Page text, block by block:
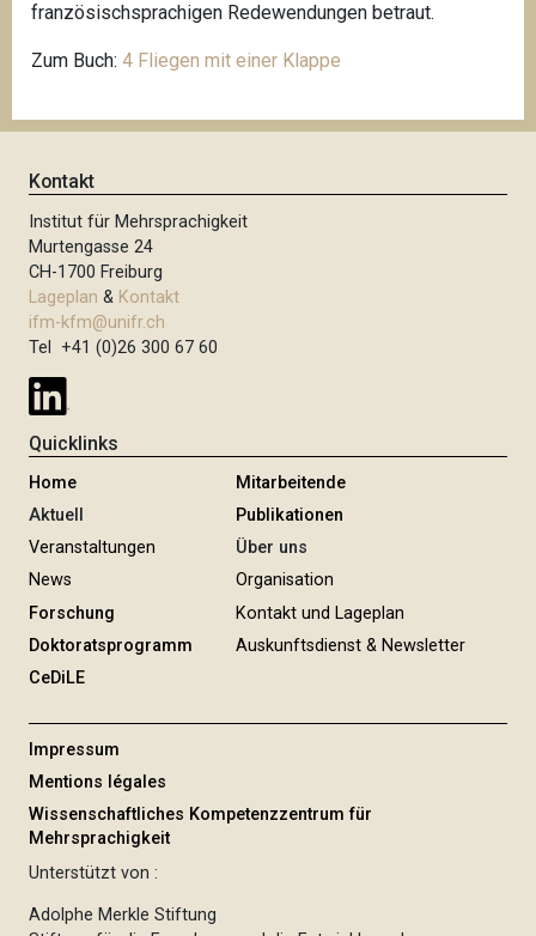
französischsprachigen Redewendungen betraut.
Zum Buch: 4 Fliegen mit einer Klappe
Kontakt
Institut für Mehrsprachigkeit
Murtengasse 24
CH-1700 Freiburg
Lageplan & Kontakt
ifm-kfm@unifr.ch
Tel +41 (0)26 300 67 60
Quicklinks
Home
Aktuell
Veranstaltungen
News
Forschung
Doktoratsprogramm
CeDiLE
Mitarbeitende
Publikationen
Über uns
Organisation
Kontakt und Lageplan
Auskunftsdienst & Newsletter
Impressum
Mentions légales
Wissenschaftliches Kompetenzzentrum für
Mehrsprachigkeit
Unterstützt von :
Adolphe Merkle Stiftung